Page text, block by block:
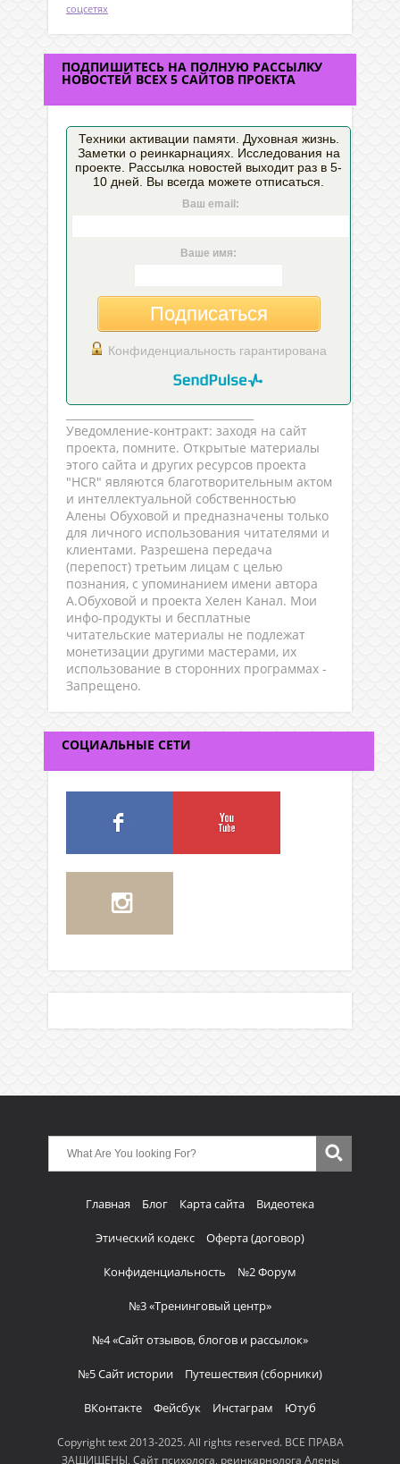
соцсетях
ПОДПИШИТЕСЬ НА ПОЛНУЮ РАССЫЛКУ
НОВОСТЕЙ ВСЕХ 5 САЙТОВ ПРОЕКТА
Техники активации памяти. Духовная жизнь.
Заметки о реинкарнациях. Исследования на
проекте. Рассылка новостей выходит раз в 5-
10 дней. Вы всегда можете отписаться.
Ваш email:
Ваше имя:
Подписаться
Конфиденциальность гарантирована
Уведомление-контракт: заходя на сайт
проекта, помните. Открытые материалы
этого сайта и других ресурсов проекта
"HCR" являются благотворительным актом
и интеллектуальной собственностью
Алены Обуховой и предназначены только
для личного использования читателями и
клиентами. Разрешена передача
(перепост) третьим лицам с целью
познания, с упоминанием имени автора
А.Обуховой и проекта Хелен Канал. Мои
инфо-продукты и бесплатные
читательские материалы не подлежат
монетизации другими мастерами, их
использование в сторонних программах -
Запрещено.
СОЦИАЛЬНЫЕ СЕТИ
Главная Блог Карта сайта Видеотека
Этический кодекс Оферта (договор)
Конфиденциальность №2 Форум
№3 «Тренинговый центр»
№4 «Сайт отзывов, блогов и рассылок»
№5 Сайт истории Путешествия (сборники)
ВКонтакте Фейсбук Инстаграм Ютуб
Copyright text 2013-2025. All rights reserved. ВСЕ ПРАВА
ЗАЩИЩЕНЫ, Сайт психолога, реинкарнолога Алены